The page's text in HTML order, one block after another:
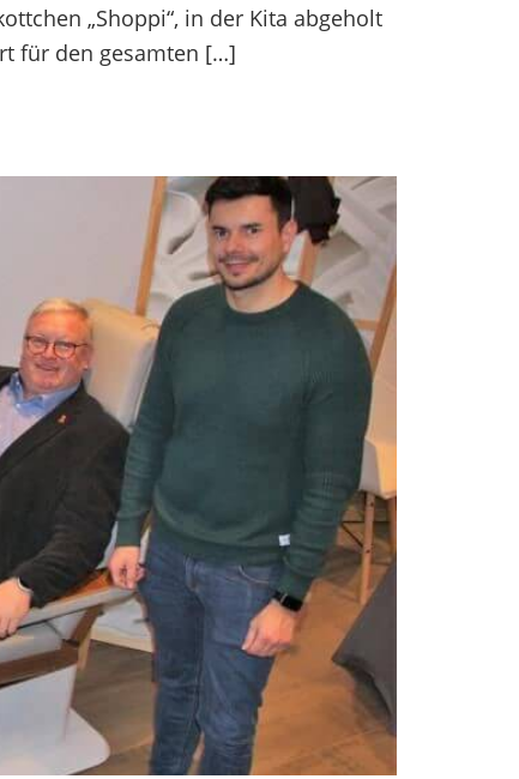
„Shoppi“, in der Kita abgeholt
für den gesamten […]